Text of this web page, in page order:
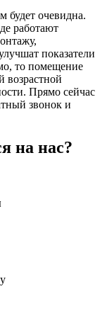
будет очевидна.
работают
показатели
то помещение
возрастной
Прямо сейчас
звонок и
на нас?